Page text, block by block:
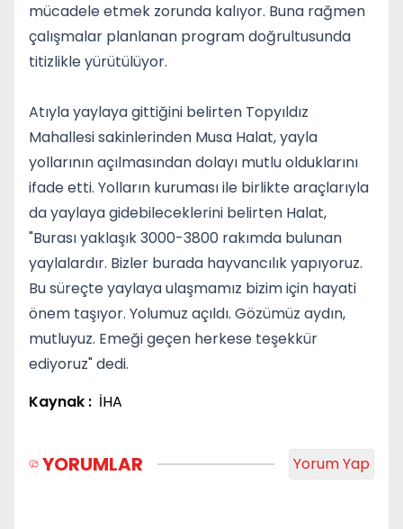
mücadele etmek zorunda kalıyor. Buna rağmen
çalışmalar planlanan program doğrultusunda
titizlikle yürütülüyor.
Atıyla yaylaya gittiğini belirten Topyıldız
Mahallesi sakinlerinden Musa Halat, yayla
yollarının açılmasından dolayı mutlu olduklarını
ifade etti. Yolların kuruması ile birlikte araçlarıyla
da yaylaya gidebileceklerini belirten Halat,
"Burası yaklaşık 3000-3800 rakımda bulunan
yaylalardır. Bizler burada hayvancılık yapıyoruz.
Bu süreçte yaylaya ulaşmamız bizim için hayati
önem taşıyor. Yolumuz açıldı. Gözümüz aydın,
mutluyuz. Emeği geçen herkese teşekkür
ediyoruz" dedi.
Kaynak : İHA
YORUMLAR Yorum Yap